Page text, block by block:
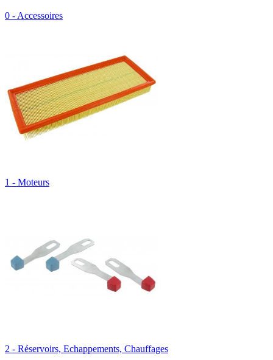
0 - Accessoires
1 - Moteurs
2 - Réservoirs, Echappements, Chauffages